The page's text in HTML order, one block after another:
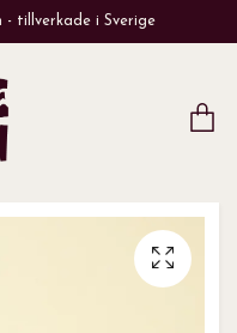
- tillverkade i Sverige